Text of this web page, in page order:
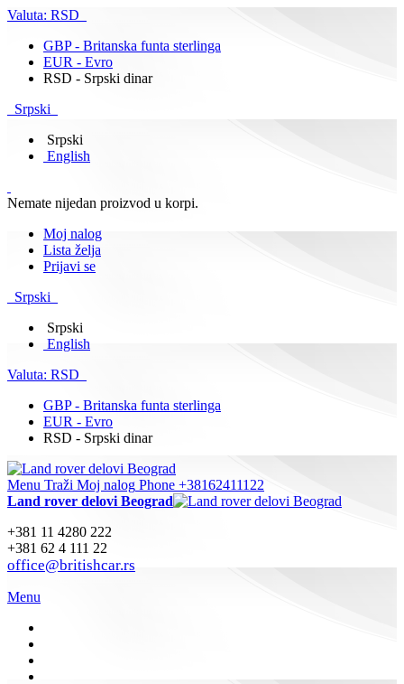
Valuta: RSD
GBP - Britanska funta sterlinga
EUR - Evro
RSD - Srpski dinar
Srpski
Srpski
English
Nemate nijedan proizvod u korpi.
Moj nalog
Lista želja
Prijavi se
Srpski
Srpski
English
Valuta: RSD
GBP - Britanska funta sterlinga
EUR - Evro
RSD - Srpski dinar
Menu Traži Moj nalog Phone +38162411122
Land rover delovi Beograd
+381 11 4280 222
+381 62 4 111 22
office@britishcar.rs
Menu